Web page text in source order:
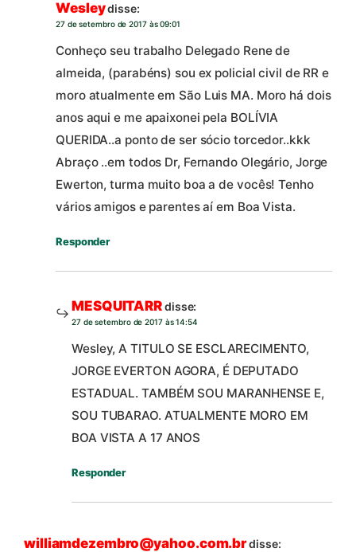
Wesleydisse:
27 de setembro de 2017 às 09:01
Conheço seu trabalho Delegado Rene de
almeida, (parabéns) sou ex policial civil de RR e
moro atualmente em São Luis MA. Moro há dois
anos aqui e me apaixonei pela BOLÍVIA
QUERIDA..a ponto de ser sócio torcedor..kkk
Abraço ..em todos Dr, Fernando Olegário, Jorge
Ewerton, turma muito boa a de vocês! Tenho
vários amigos e parentes aí em Boa Vista.
Responder
MESQUITARRdisse:
27 de setembro de 2017 às 14:54
Wesley, A TITULO SE ESCLARECIMENTO,
JORGE EVERTON AGORA, É DEPUTADO
ESTADUAL. TAMBÉM SOU MARANHENSE E,
SOU TUBARAO. ATUALMENTE MORO EM
BOA VISTA A 17 ANOS
Responder
williamdezembro@yahoo.com.brdisse: